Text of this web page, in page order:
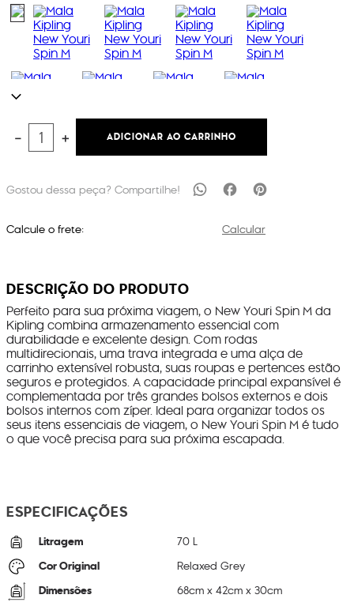
＋
－ ADICIONAR AO CARRINHO
Calcule o frete: Calcular
DESCRIÇÃO DO PRODUTO
Perfeito para sua próxima viagem, o New Youri Spin M da
Kipling combina armazenamento essencial com
durabilidade e excelente design. Com rodas
multidirecionais, uma trava integrada e uma alça de
carrinho extensível robusta, suas roupas e pertences estão
seguros e protegidos. A capacidade principal expansível é
complementada por três grandes bolsos externos e dois
bolsos internos com zíper. Ideal para organizar todos os
seus itens essenciais de viagem, o New Youri Spin M é tudo
o que você precisa para sua próxima escapada.
ESPECIFICAÇÕES
Litragem 70 L
Cor Original Relaxed Grey
Dimensões 68cm x42cm x30cm